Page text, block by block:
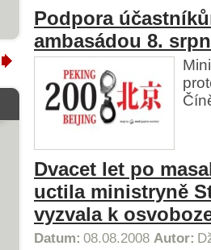
Podpora
ambasádou 8.
Dvacet let po
uctila ministryně
vyzvala k
Datum: 08.08.2008 Autor: